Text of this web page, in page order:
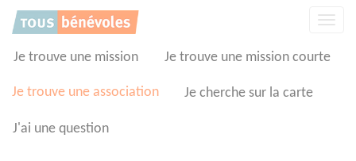
Je trouve une mission Je trouve une mission courte
Je trouve une association Je cherche sur la carte
J'ai une question
Panneau de gestion des cookies